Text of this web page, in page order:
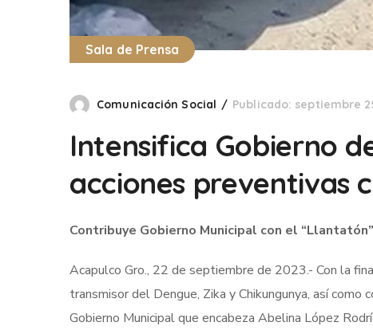
Sala de Prensa
Comunicación Social Publicado: septiembre
Intensifica Gobierno
acciones preventivas
Contribuye Gobierno Municipal con el “Llantatón”
Acapulco Gro., 22 de septiembre de 2023.- Con la
transmisor del Dengue, Zika y Chikungunya, así
Gobierno Municipal que encabeza Abelina López